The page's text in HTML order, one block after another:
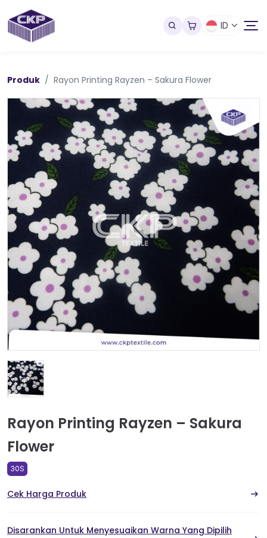
ID
Produk Rayon Printing Rayzen – Sakura Flower
Rayon Printing Rayzen – Sakura
Flower
30S
Cek Harga Produk
Disarankan Untuk Menyesuaikan Warna Yang Dipilih